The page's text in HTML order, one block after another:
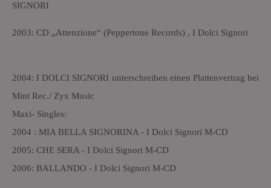
SIGNORI
2003: CD „Attenzione“ (Peppertone Records) , I Dolci Signori
2004: I DOLCI SIGNORI unterschreiben einen Plattenvertrag bei
Mint Rec./ Zyx Music
Maxi- Singles:
2004 : MIA BELLA SIGNORINA - I Dolci Signori M-CD
2005: CHE SERA - I Dolci Signori M-CD
2006: BALLANDO - I Dolci Signori M-CD